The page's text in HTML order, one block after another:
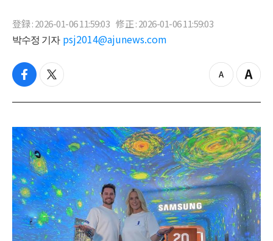
登録 : 2026-01-06 11:59:03 修正 : 2026-01-06 11:59:03
박수정 기자 psj2014@ajunews.com
f
c
b
o
o
k
t
i
t
e
r
z
o
o
u
t
Z
o
i
n